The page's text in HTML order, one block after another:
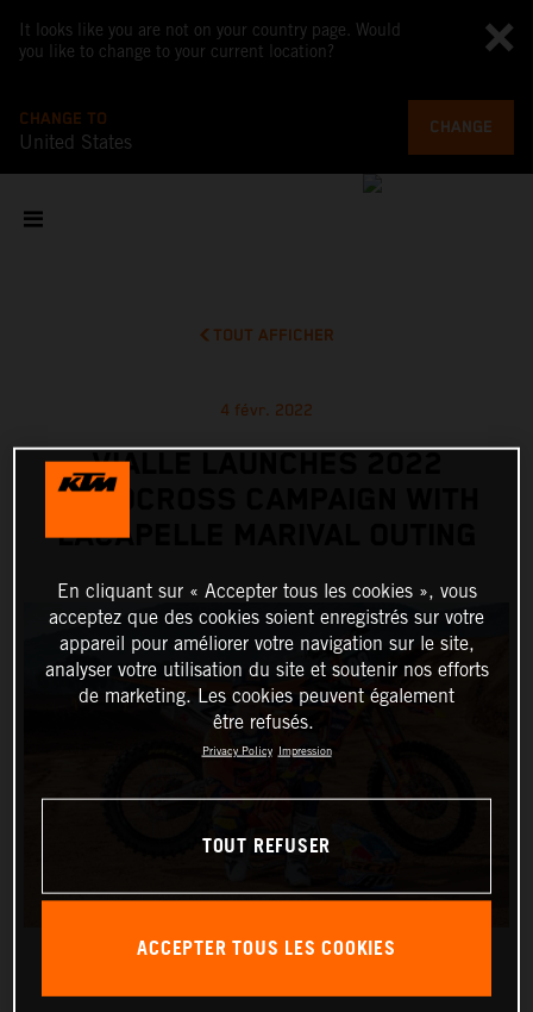
It looks like you are not on your country page. Would
you like to change to your current location?
CHANGE TO
United States
CHANGE
TOUT AFFICHER
4 févr. 2022
VIALLE LAUNCHES 2022
MOTOCROSS CAMPAIGN WITH
LACAPELLE MARIVAL OUTING
En cliquant sur « Accepter tous les cookies », vous
acceptez que des cookies soient enregistrés sur votre
appareil pour améliorer votre navigation sur le site,
analyser votre utilisation du site et soutenir nos efforts
de marketing. Les cookies peuvent également
être refusés.
Privacy Policy Impression
TOUT REFUSER
ACCEPTER TOUS LES COOKIES